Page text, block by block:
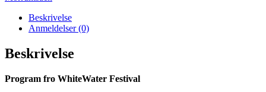
Beskrivelse
Anmeldelser (0)
Beskrivelse
Program fro WhiteWater Festival